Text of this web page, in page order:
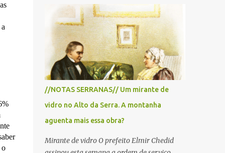
o
realização do L'Étape Serra Negra by Tour
de France presented by Nubank.
Considerado o principal circuito de ciclismo
amador da América Latina, o evento reunirá
atletas de diferentes regiões do país e terá
percursos passando pelos municípios de
Serra Negra, Amparo, Monte Alegre do Sul,
Lindoia e Socorro. Para garantir a segurança
dos participantes e do público, diversos
trechos de rodovias e estradas da região
longo da prova. A largada será na Rua
//NOTAS SERRANAS// Um mirante de
vidro no Alto da Serra. A montanha
aguenta mais essa obra?
Mirante de vidro O prefeito Elmir Chedid